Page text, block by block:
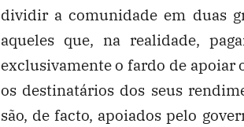
dividir a comunidade em duas
aqueles que, na realidade,
exclusivamente o fardo de apoiar
os destinatários dos seus
são, de facto, apoiados pelo